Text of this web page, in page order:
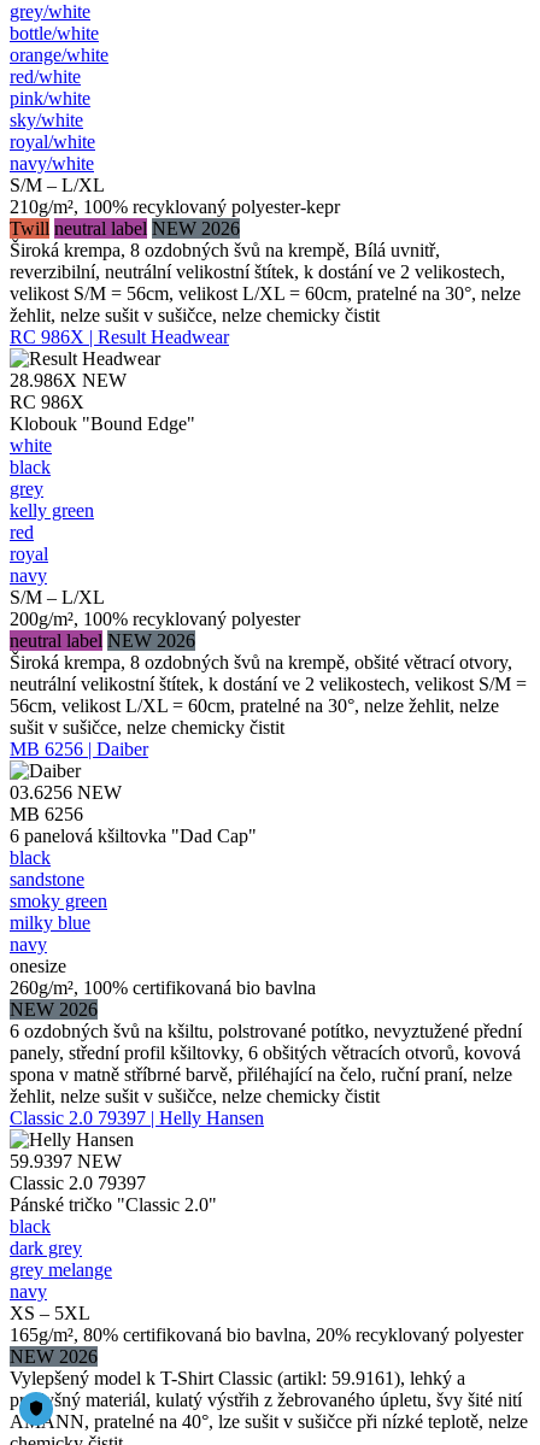
grey/​white
bottle/​white
orange/​white
red/​white
pink/​white
sky/​white
royal/​white
navy/​white
S/M – L/XL
210g/m², 100% recyklovaný polyester-kepr
Twill neutral label NEW 2026
Široká krempa, 8 ozdobných švů na krempě, Bílá uvnitř,
reverzibilní, neutrální velikostní štítek, k dostání ve 2 velikostech,
velikost S/M = 56cm, velikost L/XL = 60cm, pratelné na 30°, nelze
žehlit, nelze sušit v sušičce, nelze chemicky čistit
RC 986X | Result Headwear
28.986X NEW
RC 986X
Klobouk "Bound Edge"
white
black
grey
kelly green
red
royal
navy
S/M – L/XL
200g/m², 100% recyklovaný polyester
neutral label NEW 2026
Široká krempa, 8 ozdobných švů na krempě, obšité větrací otvory,
neutrální velikostní štítek, k dostání ve 2 velikostech, velikost S/M =
56cm, velikost L/XL = 60cm, pratelné na 30°, nelze žehlit, nelze
sušit v sušičce, nelze chemicky čistit
MB 6256 | Daiber
03.6256 NEW
MB 6256
6 panelová kšiltovka "Dad Cap"
black
sandstone
smoky green
milky blue
navy
onesize
260g/m², 100% certifikovaná bio bavlna
NEW 2026
6 ozdobných švů na kšiltu, polstrované potítko, nevyztužené přední
panely, střední profil kšiltovky, 6 obšitých větracích otvorů, kovová
spona v matně stříbrné barvě, přiléhající na čelo, ruční praní, nelze
žehlit, nelze sušit v sušičce, nelze chemicky čistit
Classic 2.0 79397 | Helly Hansen
59.9397 NEW
Classic 2.0 79397
Pánské tričko "Classic 2.0"
black
dark grey
grey melange
navy
XS – 5XL
165g/m², 80% certifikovaná bio bavlna, 20% recyklovaný polyester
NEW 2026
Vylepšený model k T-Shirt Classic (artikl: 59.9161), lehký a
prodyšný materiál, kulatý výstřih z žebrovaného úpletu, švy šité nití
AMANN, pratelné na 40°, lze sušit v sušičce při nízké teplotě, nelze